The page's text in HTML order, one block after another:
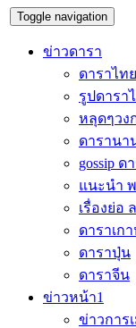
Toggle navigation
ข่าวดารา
ดาราไทย
รูปดารา
หลุดๆวง
ดารานา
gossip ด
แนะนำ
เรื่องย่อ
ดาราเก
ดาราปุ่น
ดาราจีน
ข่าวหน้า1
ข่าวการ